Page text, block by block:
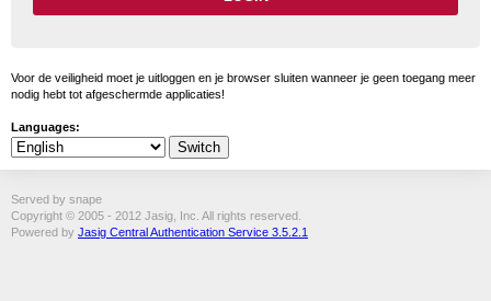
Voor de veiligheid moet je uitloggen en je browser sluiten wanneer je geen toegang meer
nodig hebt tot afgeschermde applicaties!
Languages:
Served by snape
Copyright © 2005 - 2012 Jasig, Inc. All rights reserved.
Powered by Jasig Central Authentication Service 3.5.2.1